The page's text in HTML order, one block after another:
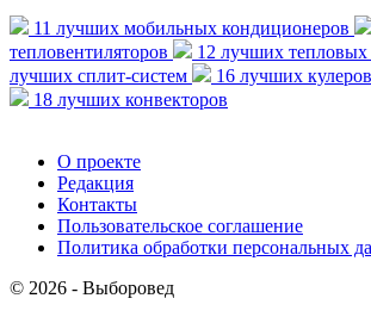
11 лучших мобильных кондиционеров
тепловентиляторов
12 лучших
лучших сплит-систем
16 лучших
18 лучших конвекторов
О проекте
Редакция
Контакты
Пользовательское соглашение
Политика обработки персональных
© 2026 - Выборовед